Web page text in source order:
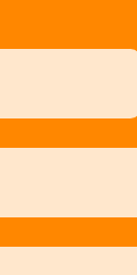
vacío.